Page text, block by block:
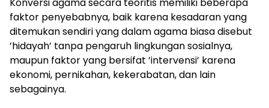
Konversi agama secara teoritis memiliki beberapa
faktor penyebabnya, baik karena kesadaran yang
ditemukan sendiri yang dalam agama biasa disebut
’hidayah’ tanpa pengaruh lingkungan sosialnya,
maupun faktor yang bersifat ’intervensi’ karena
ekonomi, pernikahan, kekerabatan, dan lain
sebagainya.